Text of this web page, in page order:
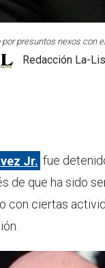
presuntos nexos con
Redacción La-
Jr. fue
de que ha sido
con ciertas